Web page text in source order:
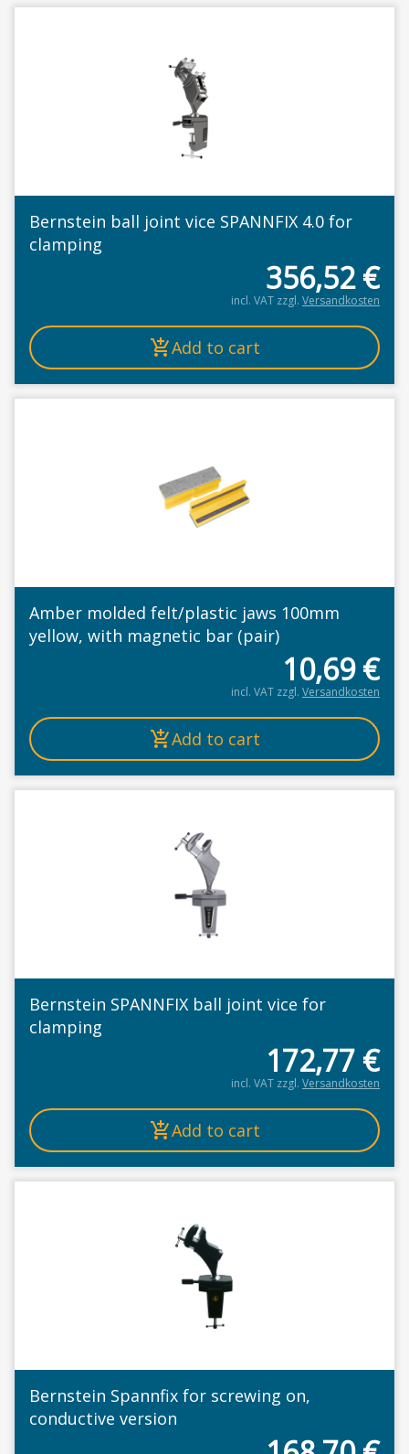
Bernstein ball joint vice SPANNFIX 4.0 for
clamping
356,52€
incl. VAT zzgl. Versandkosten
Add to cart
Amber molded felt/plastic jaws 100mm
yellow, with magnetic bar (pair)
10,69€
incl. VAT zzgl. Versandkosten
Add to cart
Bernstein SPANNFIX ball joint vice for
clamping
172,77 €
incl. VAT zzgl. Versandkosten
Add to cart
Bernstein Spannfix for screwing on,
conductive version